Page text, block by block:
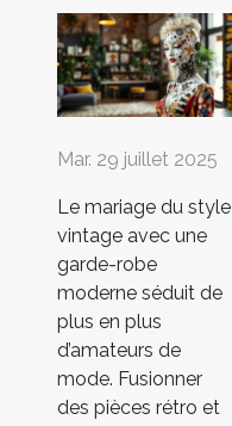
Mar. 29 juillet 2025
Le mariage du style
vintage avec une
garde-robe
moderne séduit de
plus en plus
d’amateurs de
mode. Fusionner
des pièces rétro et